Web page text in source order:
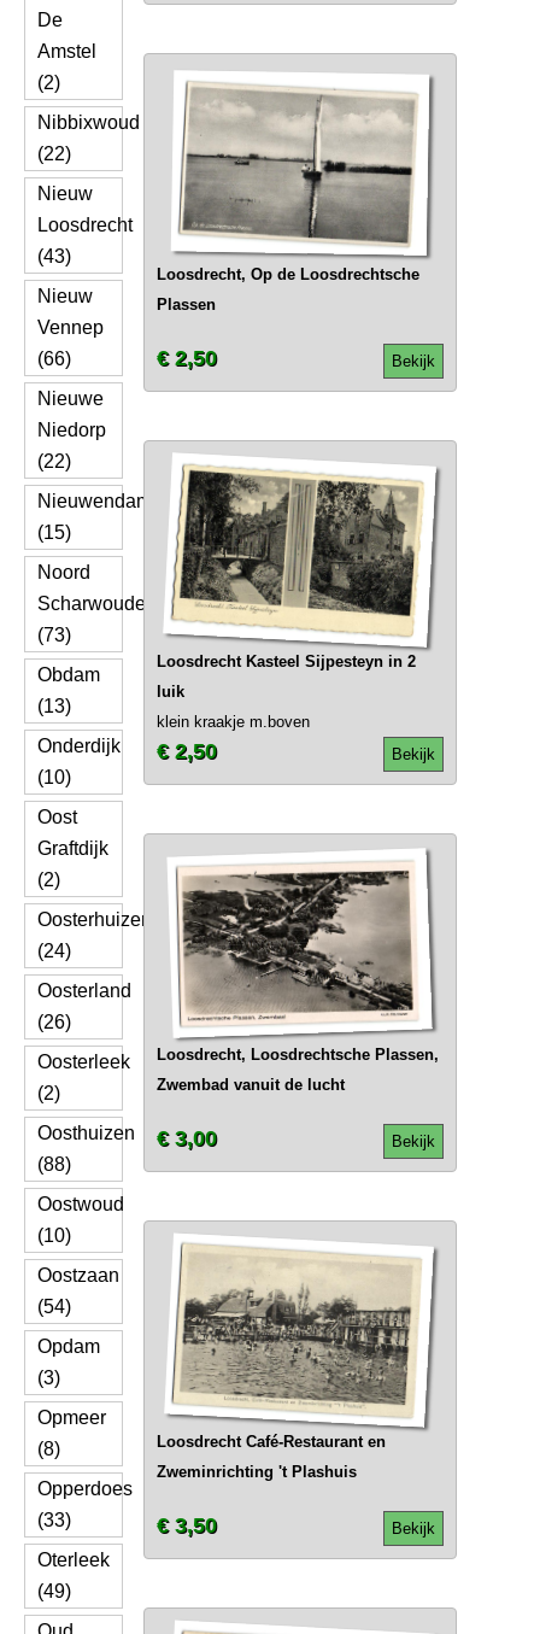
De
Amstel
(2)
Nibbixwoud
(22)
Nieuw
Loosdrecht
(43)
Nieuw
Vennep
(66)
Nieuwe
Niedorp
(22)
Nieuwendam
(15)
Noord
Scharwoude
(73)
Obdam
(13)
Onderdijk
(10)
Oost
Graftdijk
(2)
Oosterhuizen
(24)
Oosterland
(26)
Oosterleek
(2)
Oosthuizen
(88)
Oostwoud
(10)
Oostzaan
(54)
Opdam
(3)
Opmeer
(8)
Opperdoes
(33)
Oterleek
(49)
Loosdrecht, Op de Loosdrechtsche
Plassen
Bekijk
€ 2,50
Loosdrecht Kasteel Sijpesteyn in 2
luik
klein kraakje m.boven
Bekijk
€ 2,50
Loosdrecht, Loosdrechtsche Plassen,
Zwembad vanuit de lucht
Bekijk
€ 3,00
Loosdrecht Café-Restaurant en
Zweminrichting 't Plashuis
Bekijk
€ 3,50